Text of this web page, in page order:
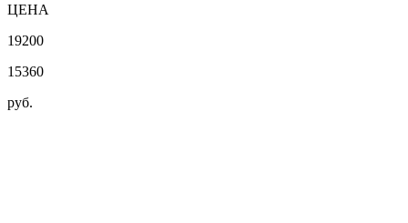
ЦЕНА
19200
15360
руб.